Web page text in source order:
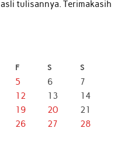
tulisannya. Terimakasih
F S S
5 6
7
12 13
14
19 20
21
26 27
28